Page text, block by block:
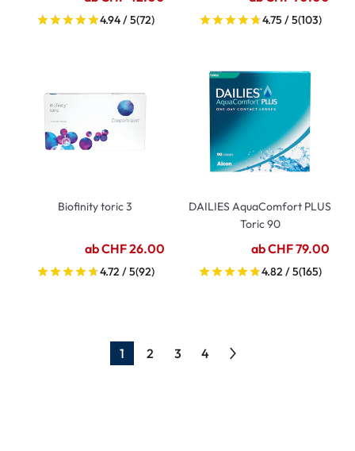
4.94 / 5(72) 4.75 / 5(103)
Biofinity toric 3
ab CHF 26.00
4.72 / 5(92)
DAILIES AquaComfort PLUS
Toric 90
ab CHF 79.00
4.82 / 5(165)
1 2 3 4